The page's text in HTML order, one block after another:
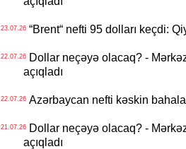
23.07.26“Brent“ nefti 95 dolları keçdi:
22.07.26Dollar neçəyə olacaq? -
açıqladı
22.07.26Azərbaycan nefti kəskin
21.07.26Dollar neçəyə olacaq? -
açıqladı